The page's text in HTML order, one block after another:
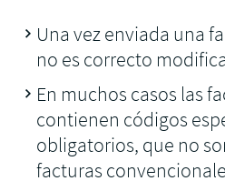
Una vez enviada una
no es correcto
En muchos casos las
contienen códigos
obligatorios, que no
facturas